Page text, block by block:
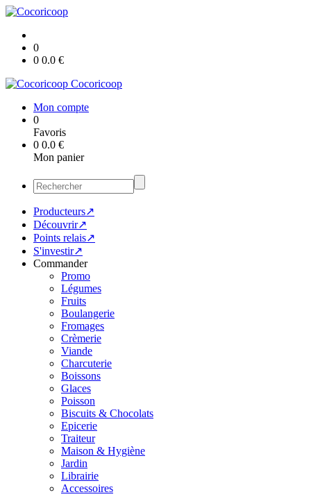
0
0 0.0 €
Cocoricoop
Mon compte
0
Favoris
0 0.0 €
Mon panier
Producteurs↗
Découvrir↗
Points relais↗
S'investir↗
Commander
Promo
Légumes
Fruits
Boulangerie
Fromages
Crèmerie
Viande
Charcuterie
Boissons
Glaces
Poisson
Biscuits & Chocolats
Epicerie
Traiteur
Maison & Hygiène
Jardin
Librairie
Accessoires